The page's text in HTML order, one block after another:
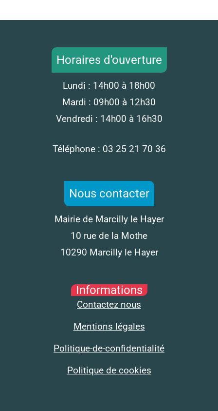
Horaires d'ouverture
Lundi : 14h00 à 18h00
Mardi : 09h00 à 12h30
Vendredi : 14h00 à 16h30
Téléphone : 03 25 21 70 36
Nous contacter
Mairie de Marcilly le Hayer
10 rue de la Mothe
10290 Marcilly le Hayer
Informations
Contactez nous
Mentions légales
Politique-de-confidentialité
Politique de cookies